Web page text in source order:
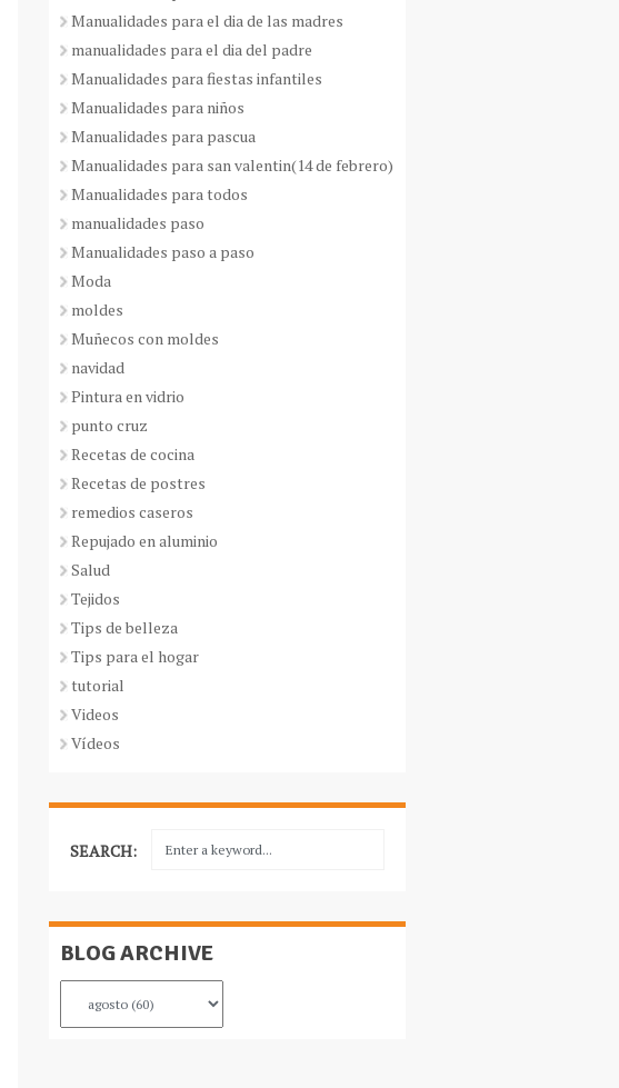
Manualidades para el dia de las madres
manualidades para el dia del padre
Manualidades para fiestas infantiles
Manualidades para niños
Manualidades para pascua
Manualidades para san valentin(14 de febrero)
Manualidades para todos
manualidades paso
Manualidades paso a paso
Moda
moldes
Muñecos con moldes
navidad
Pintura en vidrio
punto cruz
Recetas de cocina
Recetas de postres
remedios caseros
Repujado en aluminio
Salud
Tejidos
Tips de belleza
Tips para el hogar
tutorial
Videos
Vídeos
SEARCH:
BLOG ARCHIVE